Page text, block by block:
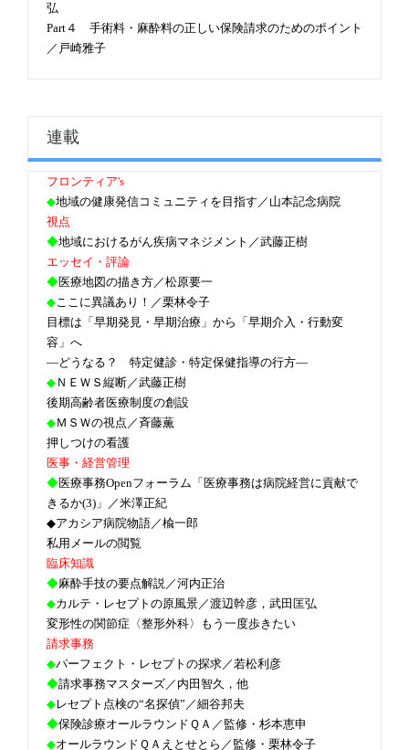
弘
Part４ 手術料・麻酔料の正しい保険請求のためのポイント
／戸崎雅子
連載
フロンティア's
◆地域の健康発信コミュニティを目指す／山本記念病院
視点
◆地域におけるがん疾病マネジメント／武藤正樹
エッセイ・評論
◆医療地図の描き方／松原要一
◆ここに異議あり！／栗林令子
目標は「早期発見・早期治療」から「早期介入・行動変
容」へ
―どうなる？ 特定健診・特定保健指導の行方―
◆ ＮＥＷＳ縦断／武藤正樹
後期高齢者医療制度の創設
◆ＭＳＷの視点／斉藤薫
押しつけの看護
医事・経営管理
◆医療事務Openフォーラム「医療事務は病院経営に貢献で
きるか(3)」／米澤正紀
◆アカシア病院物語／楡一郎
私用メールの閲覧
臨床知識
◆麻酔手技の要点解説／河内正治
◆カルテ・レセプトの原風景／渡辺幹彦，武田匡弘
変形性の関節症〈整形外科〉もう一度歩きたい
請求事務
◆パーフェクト・レセプトの探求／若松利彦
◆請求事務マスターズ／内田智久，他
◆レセプト点検の“名探偵”／細谷邦夫
◆保険診療オールラウンドＱＡ／監修・杉本恵申
◆オールラウンドＱＡえとせとら／監修・栗林令子